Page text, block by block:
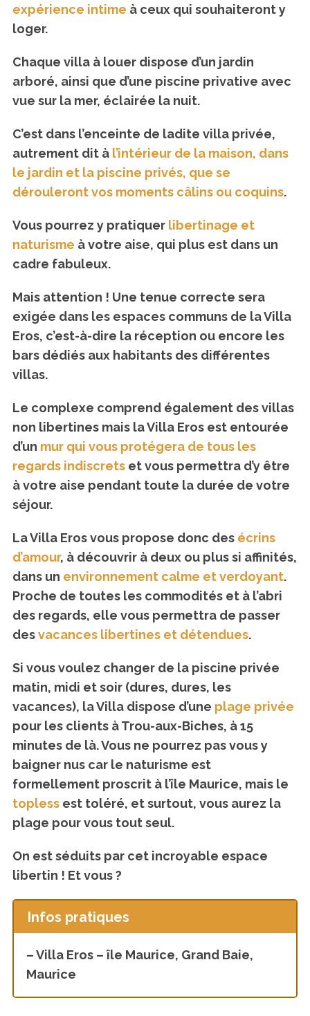
expérience intime à ceux qui souhaiteront y
loger.
Chaque villa à louer dispose d’un jardin
arboré, ainsi que d’une piscine privative avec
vue sur la mer, éclairée la nuit.
C’est dans l’enceinte de ladite villa privée,
autrement dit à l’intérieur de la maison, dans
le jardin et la piscine privés, que se
dérouleront vos moments câlins ou coquins.
Vous pourrez y pratiquerlibertinage et
naturisme à votre aise, qui plus est dans un
cadre fabuleux.
Mais attention ! Une tenue correcte sera
exigée dans les espaces communs de la Villa
Eros, c’est-à-dire la réception ou encore les
bars dédiés aux habitants des différentes
villas.
Le complexe comprend également des villas
non libertines mais la Villa Eros est entourée
d’un mur qui vous protégera de tous les
regards indiscretset vous permettra d’y être
à votre aise pendant toute la durée de votre
séjour.
La Villa Eros vous propose donc des écrins
d’amour, à découvrir à deux ou plus si affinités,
dans un environnement calme et verdoyant.
Proche de toutes les commodités et à l’abri
des regards, elle vous permettra de passer
desvacances libertines et détendues.
Si vous voulez changer de la piscine privée
matin, midi et soir (dures, dures, les
vacances), la Villa dispose d’une plage privée
pour les clients à Trou-aux-Biches, à 15
minutes de là. Vous ne pourrez pas vous y
baigner nus car le naturisme est
formellement proscrit à l’île Maurice, mais le
toplessest toléré, et surtout, vous aurez la
plage pour vous tout seul.
On est séduits par cet incroyable espace
libertin ! Et vous ?
Infos pratiques
– Villa Eros – île Maurice, Grand Baie,
Maurice